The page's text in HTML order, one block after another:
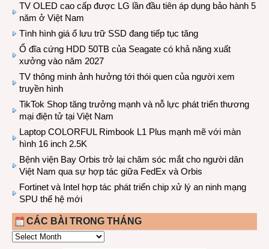
TV OLED cao cấp được LG lần đầu tiên áp dụng bảo hành 5
năm ở Việt Nam
Tình hình giá ổ lưu trữ SSD đang tiếp tục tăng
Ổ đĩa cứng HDD 50TB của Seagate có khả năng xuất
xưởng vào năm 2027
TV thông minh ảnh hưởng tới thói quen của người xem
truyền hình
TikTok Shop tăng trưởng mạnh và nỗ lực phát triển thương
mại điện tử tại Việt Nam
Laptop COLORFUL Rimbook L1 Plus mạnh mẽ với màn
hình 16 inch 2.5K
Bệnh viện Bay Orbis trở lại chăm sóc mắt cho người dân
Việt Nam qua sự hợp tác giữa FedEx và Orbis
Fortinet và Intel hợp tác phát triển chip xử lý an ninh mạng
SPU thế hệ mới
CÁC BÀI TRONG THÁNG
CÁC